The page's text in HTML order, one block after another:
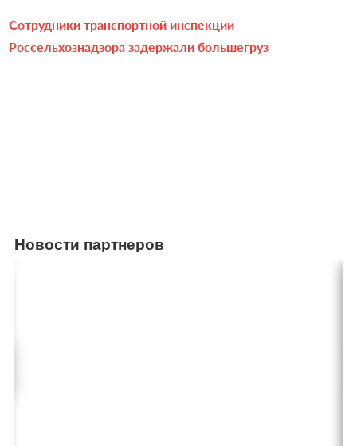
Сотрудники транспортной инспекции
Россельхознадзора задержали большегруз
Новости партнеров